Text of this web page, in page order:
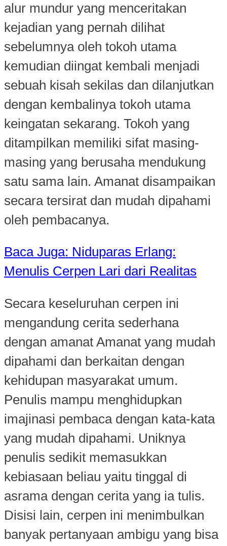
alur mundur yang menceritakan
kejadian yang pernah dilihat
sebelumnya oleh tokoh utama
kemudian diingat kembali menjadi
sebuah kisah sekilas dan dilanjutkan
dengan kembalinya tokoh utama
keingatan sekarang. Tokoh yang
ditampilkan memiliki sifat masing-
masing yang berusaha mendukung
satu sama lain. Amanat disampaikan
secara tersirat dan mudah dipahami
oleh pembacanya.
Baca Juga: Niduparas Erlang:
Menulis Cerpen Lari dari Realitas
Secara keseluruhan cerpen ini
mengandung cerita sederhana
dengan amanat Amanat yang mudah
dipahami dan berkaitan dengan
kehidupan masyarakat umum.
Penulis mampu menghidupkan
imajinasi pembaca dengan kata-kata
yang mudah dipahami. Uniknya
penulis sedikit memasukkan
kebiasaan beliau yaitu tinggal di
asrama dengan cerita yang ia tulis.
Disisi lain, cerpen ini menimbulkan
banyak pertanyaan ambigu yang bisa